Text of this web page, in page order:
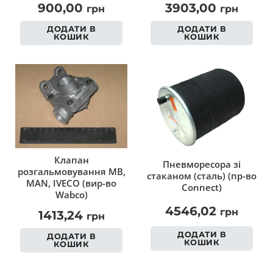
900,00 грн
ДОДАТИ В
КОШИК
3903,00 грн
ДОДАТИ В
КОШИК
Клапан
розгальмовування MB,
MAN, IVECO (вир-во
Wabco)
1413,24 грн
ДОДАТИ В
КОШИК
Пневморесора зі
стаканом (сталь) (пр-во
Connect)
4546,02 грн
ДОДАТИ В
КОШИК